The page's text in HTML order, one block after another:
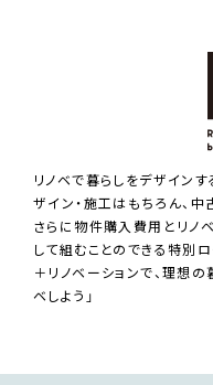
リノベで暮らしをデザイン
ザイン・施工はもちろん、中
さらに物件購入費用とリノ
して組むことのできる特別
＋リノベーションで、理想
ベしよう」